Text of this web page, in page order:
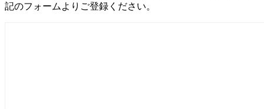
記のフォームよりご登録ください。